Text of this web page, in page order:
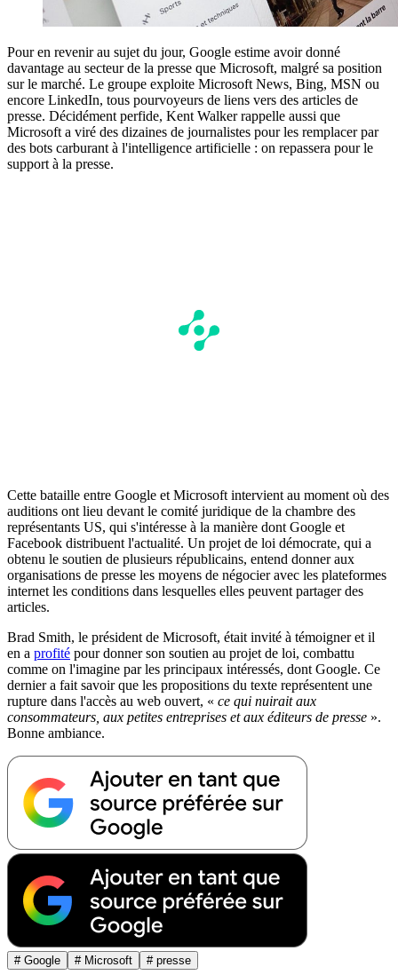
Pour en revenir au sujet du jour, Google estime avoir donné
davantage au secteur de la presse que Microsoft, malgré sa position
sur le marché. Le groupe exploite Microsoft News, Bing, MSN ou
encore LinkedIn, tous pourvoyeurs de liens vers des articles de
presse. Décidément perfide, Kent Walker rappelle aussi que
Microsoft a viré des dizaines de journalistes pour les remplacer par
des bots carburant à l'intelligence artificielle : on repassera pour le
support à la presse.
Cette bataille entre Google et Microsoft intervient au moment où des
auditions ont lieu devant le comité juridique de la chambre des
représentants US, qui s'intéresse à la manière dont Google et
Facebook distribuent l'actualité. Un projet de loi démocrate, qui a
obtenu le soutien de plusieurs républicains, entend donner aux
organisations de presse les moyens de négocier avec les plateformes
internet les conditions dans lesquelles elles peuvent partager des
articles.
Brad Smith, le président de Microsoft, était invité à témoigner et il
en a profité pour donner son soutien au projet de loi, combattu
comme on l'imagine par les principaux intéressés, dont Google. Ce
dernier a fait savoir que les propositions du texte représentent une
rupture dans l'accès au web ouvert, « ce qui nuirait aux
consommateurs, aux petites entreprises et aux éditeurs de presse ».
Bonne ambiance.
# Google # Microsoft # presse